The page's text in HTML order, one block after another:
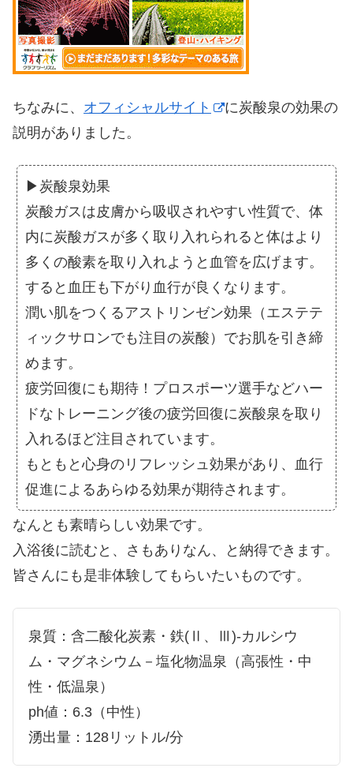
ちなみに、 オフィシャルサイト
に炭酸泉の効果の
説明がありました。
▶炭酸泉効果
炭酸ガスは皮膚から吸収されやすい性質で、体
内に炭酸ガスが多く取り入れられると体はより
多くの酸素を取り入れようと血管を広げます。
すると血圧も下がり血行が良くなります。
潤い肌をつくるアストリンゼン効果（エステテ
ィックサロンでも注目の炭酸）でお肌を引き締
めます。
疲労回復にも期待！プロスポーツ選手などハー
ドなトレーニング後の疲労回復に炭酸泉を取り
入れるほど注目されています。
もともと心身のリフレッシュ効果があり、血行
促進によるあらゆる効果が期待されます。
なんとも素晴らしい効果です。
入浴後に読むと、さもありなん、と納得できます。
皆さんにも是非体験してもらいたいものです。
泉質：含二酸化炭素・鉄(Ⅱ、Ⅲ)-カルシウ
ム・マグネシウム－塩化物温泉（高張性・中
性・低温泉）
ph値：6.3（中性）
湧出量：128リットル/分